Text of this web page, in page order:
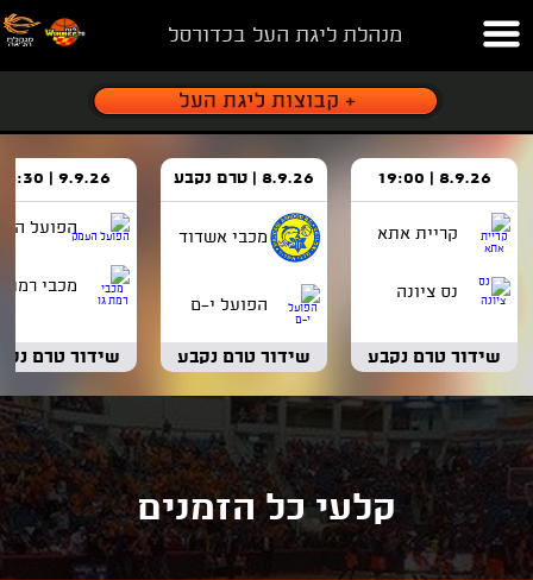
מנהלת ליגת העל בכדורסל
8.9.26 | 19:00
קריית אתא
נס ציונה
שידור טרם נקבע
8.9.26 | טרם נקבע
מכבי אשדוד
הפועל י-ם
שידור טרם נקבע
9.9.26 | 18:30
הפועל
מכבי רמת
שידור טרם
קלעי כל הזמנים